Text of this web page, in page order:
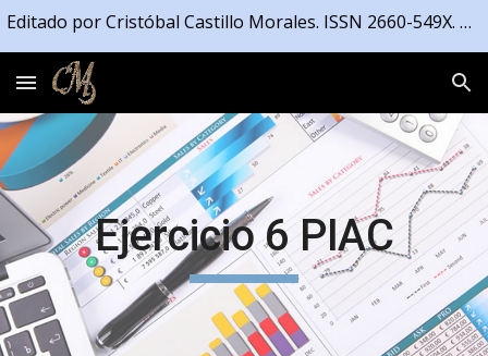
Editado por Cristóbal Castillo Morales. ISSN 2660-549X. Registrado en la Propiedad Intelectual de la Junta de Andalucía número 04/2021/4191
Ejercicio 6 PIAC